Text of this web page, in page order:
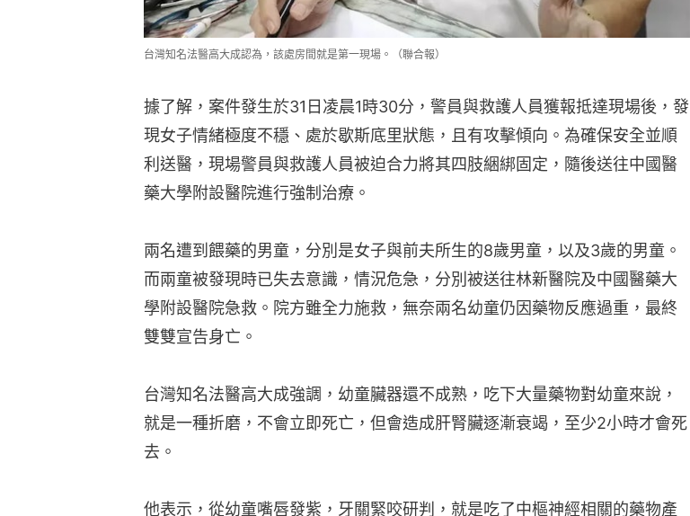
台灣知名法醫高大成認為，該處房間就是第一現場。（聯合報）
據了解，案件發生於31日凌晨1時30分，警員與救護人員獲報抵達現場後，發
現女子情緒極度不穩、處於歇斯底里狀態，且有攻擊傾向。為確保安全並順
利送醫，現場警員與救護人員被迫合力將其四肢綑綁固定，隨後送往中國醫
藥大學附設醫院進行強制治療。
兩名遭到餵藥的男童，分別是女子與前夫所生的8歲男童，以及3歲的男童。
而兩童被發現時已失去意識，情況危急，分別被送往林新醫院及中國醫藥大
學附設醫院急救。院方雖全力施救，無奈兩名幼童仍因藥物反應過重，最終
雙雙宣告身亡。
台灣知名法醫高大成強調，幼童臟器還不成熟，吃下大量藥物對幼童來說，
就是一種折磨，不會立即死亡，但會造成肝腎臟逐漸衰竭，至少2小時才會死
去。
他表示，從幼童嘴唇發紫，牙關緊咬研判，就是吃了中樞神經相關的藥物產